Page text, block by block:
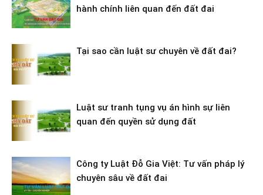
hành chính liên quan đến đất đai
Tại sao cần luật sư chuyên về đất đai?
Luật sư tranh tụng vụ án hình sự liên
quan đến quyền sử dụng đất
Công ty Luật Đỗ Gia Việt: Tư vấn pháp lý
chuyên sâu về đất đai